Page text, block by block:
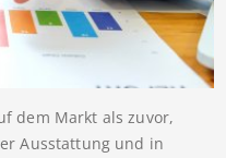
dem Markt als zuvor,
Ausstattung und in